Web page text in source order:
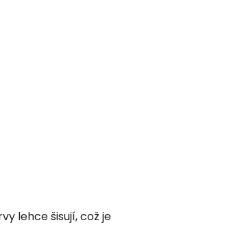
lehce šisují, což je